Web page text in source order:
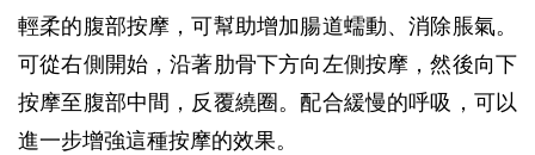
輕柔的腹部按摩，可幫助增加腸道蠕動、消除脹氣。
可從右側開始，沿著肋骨下方向左側按摩，然後向下
按摩至腹部中間，反覆繞圈。配合緩慢的呼吸，可以
進一步增強這種按摩的效果。